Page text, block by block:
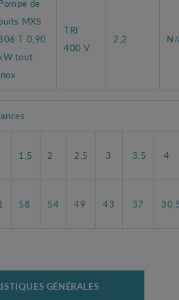
de
MXS
T 0,90
tout
TRI
400 V
2,2
1,5 2 2,5 3 3,5 4
58 54 49 43 37
GÉNÉRALES